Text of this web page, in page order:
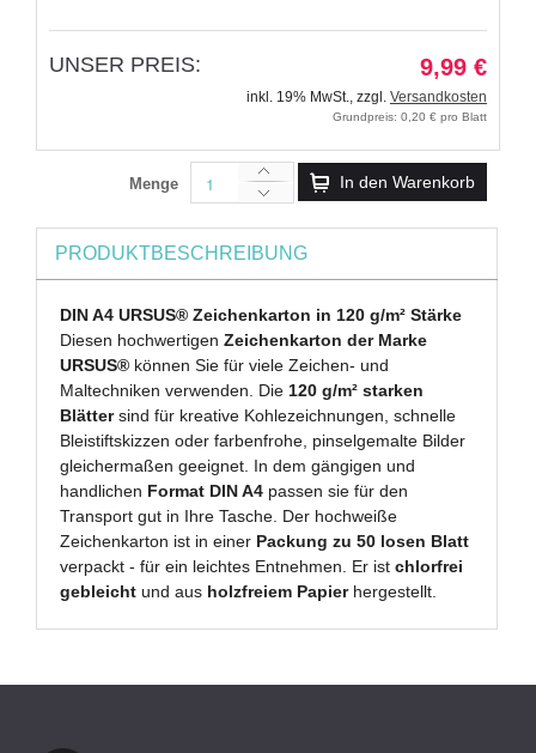
UNSER PREIS: 9,99 €
inkl. 19% MwSt., zzgl. Versandkosten
Grundpreis: 0,20 € pro Blatt
Menge In den Warenkorb
PRODUKTBESCHREIBUNG
DIN A4 URSUS® Zeichenkarton in 120 g/m² Stärke
Diesen hochwertigenZeichenkarton der Marke
URSUS® können Sie für viele Zeichen- und
Maltechniken verwenden. Die120 g/m² starken
Blättersind für kreative Kohlezeichnungen, schnelle
Bleistiftskizzen oder farbenfrohe, pinselgemalte Bilder
gleichermaßen geeignet. In dem gängigen und
handlichen Format DIN A4 passen sie für den
Transport gut in Ihre Tasche. Der hochweiße
Zeichenkarton ist in einer Packung zu 50 losen Blatt
verpackt - für ein leichtes Entnehmen. Er istchlorfrei
gebleicht und aus holzfreiem Papierhergestellt.